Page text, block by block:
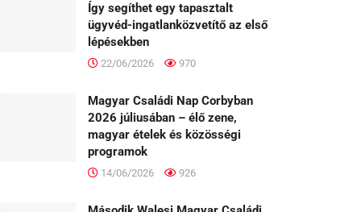
Így segíthet egy tapasztalt
ügyvéd-ingatlanközvetítő az első
lépésekben
22/06/2026 970
Magyar Családi Nap Corbyban
2026 júliusában – élő zene,
magyar ételek és közösségi
programok
14/06/2026 926